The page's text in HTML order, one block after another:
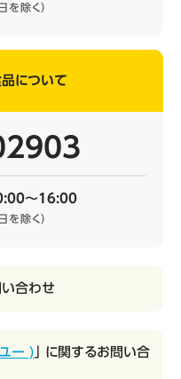
を除く）
品について
～16:00
を除く）
い合わせ
ー ) 」 に関するお問い合